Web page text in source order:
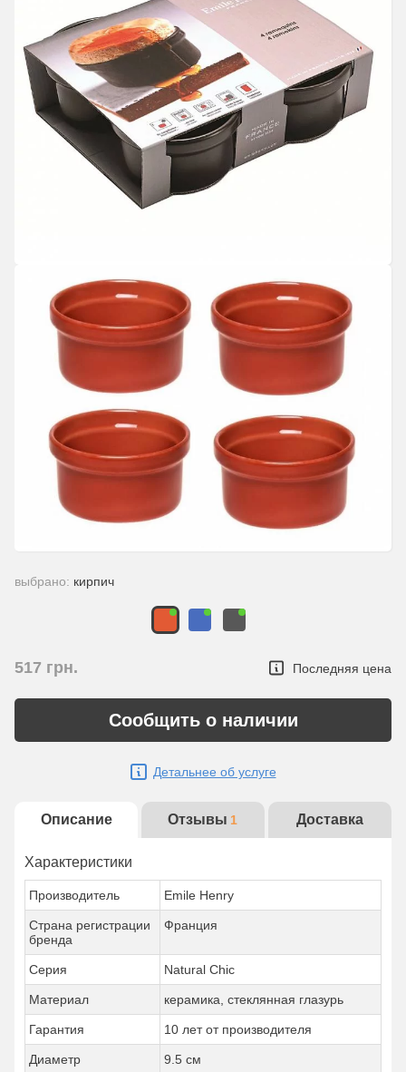
выбрано: кирпич
517 грн. Последняя цена
Сообщить о наличии
Детальнее об услуге
Описание Отзывы 1 Доставка
Характеристики
Производитель Emile Henry
Страна регистрации
бренда
Франция
Серия Natural Chic
Материал керамика, стеклянная глазурь
Гарантия 10 лет от производителя
Диаметр 9.5 см